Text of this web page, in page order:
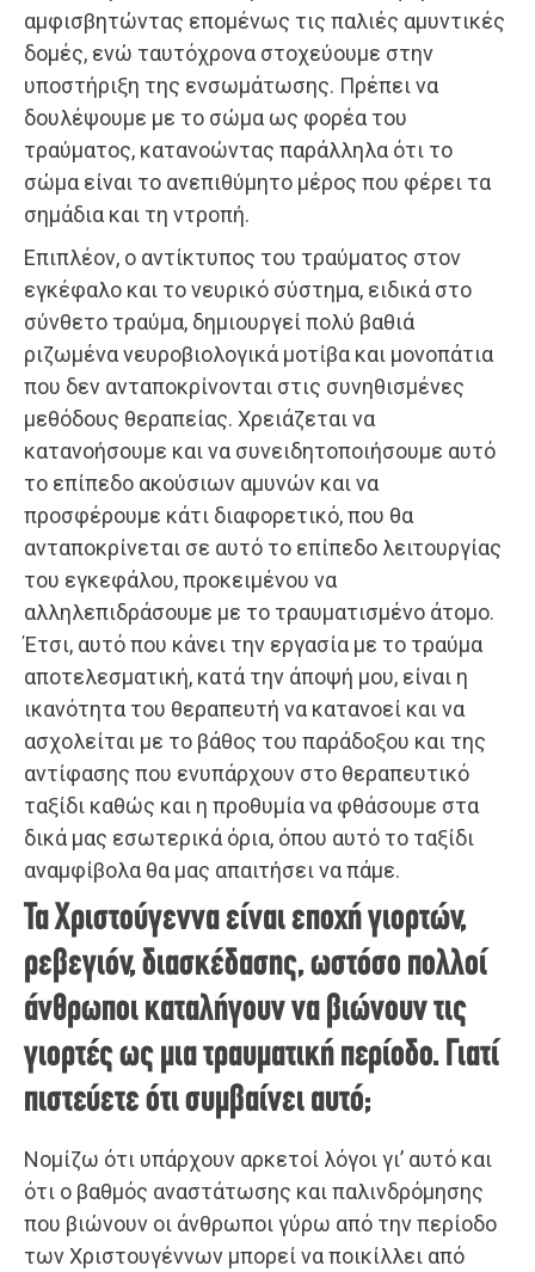
αμφισβητώντας επομένως τις παλιές αμυντικές
δομές, ενώ ταυτόχρονα στοχεύουμε στην
υποστήριξη της ενσωμάτωσης. Πρέπει να
δουλέψουμε με το σώμα ως φορέα του
τραύματος, κατανοώντας παράλληλα ότι το
σώμα είναι το ανεπιθύμητο μέρος που φέρει τα
σημάδια και τη ντροπή.
Επιπλέον, ο αντίκτυπος του τραύματος στον
εγκέφαλο και το νευρικό σύστημα, ειδικά στο
σύνθετο τραύμα, δημιουργεί πολύ βαθιά
ριζωμένα νευροβιολογικά μοτίβα και μονοπάτια
που δεν ανταποκρίνονται στις συνηθισμένες
μεθόδους θεραπείας. Χρειάζεται να
κατανοήσουμε και να συνειδητοποιήσουμε αυτό
το επίπεδο ακούσιων αμυνών και να
προσφέρουμε κάτι διαφορετικό, που θα
ανταποκρίνεται σε αυτό το επίπεδο λειτουργίας
του εγκεφάλου, προκειμένου να
αλληλεπιδράσουμε με το τραυματισμένο άτομο.
Έτσι, αυτό που κάνει την εργασία με το τραύμα
αποτελεσματική, κατά την άποψή μου, είναι η
ικανότητα του θεραπευτή να κατανοεί και να
ασχολείται με το βάθος του παράδοξου και της
αντίφασης που ενυπάρχουν στο θεραπευτικό
ταξίδι καθώς και η προθυμία να φθάσουμε στα
δικά μας εσωτερικά όρια, όπου αυτό το ταξίδι
αναμφίβολα θα μας απαιτήσει να πάμε.
Τα Χριστούγεννα είναι εποχή γιορτών,
ρεβεγιόν, διασκέδασης, ωστόσο πολλοί
άνθρωποι καταλήγουν να βιώνουν τις
γιορτές ως μια τραυματική περίοδο. Γιατί
πιστεύετε ότι συμβαίνει αυτό;
Νομίζω ότι υπάρχουν αρκετοί λόγοι γι’ αυτό και
ότι ο βαθμός αναστάτωσης και παλινδρόμησης
που βιώνουν οι άνθρωποι γύρω από την περίοδο
των Χριστουγέννων μπορεί να ποικίλλει από